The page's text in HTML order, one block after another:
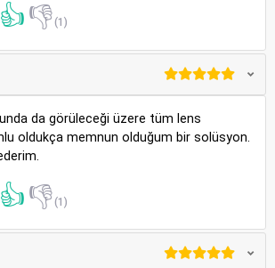
👍👎(1)
da görüleceği üzere tüm lens
oldukça memnun olduğum bir solüsyon.
👍👎(1)